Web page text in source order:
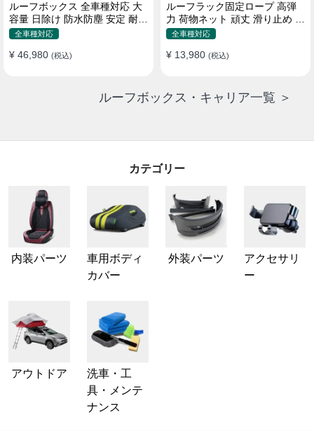
ルーフボックス 全車種対応 大
容量 日除け 防水防塵 安定 耐久
使い便利 折畳式 車用ラゲッジ
全車種対応
¥ 46,980 (税込)
ルーフラック固定ロープ 高弾
力 荷物ネット 頑丈 滑り止め ス
トラップ付き ベースキャリア
全車種対応
¥ 13,980 (税込)
ルーフボックス・キャリア一覧 ＞
カテゴリー
内装パーツ
車用ボディ
カバー
外装パーツ
アクセサリ
ー
アウトドア
洗車・工
具・メンテ
ナンス